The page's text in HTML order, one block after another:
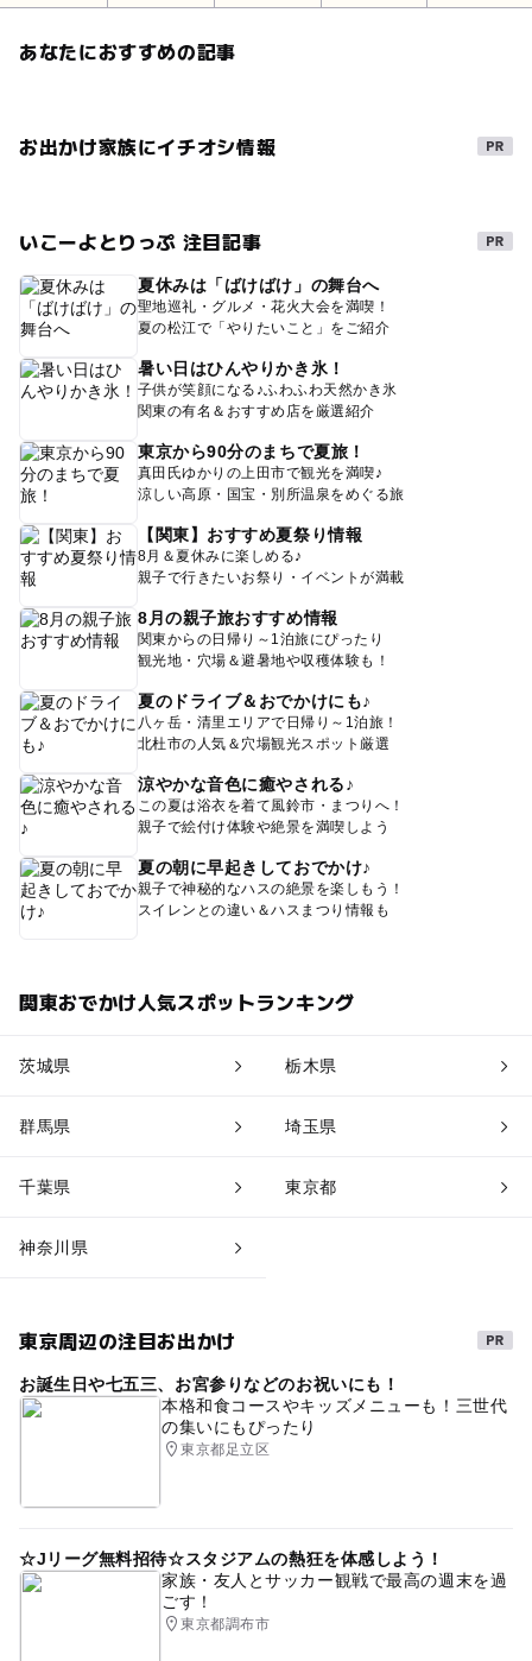
あなたにおすすめの記事
お出かけ家族にイチオシ情報
いこーよとりっぷ 注目記事
夏休みは「ばけばけ」の舞台へ
聖地巡礼・グルメ・花火大会を満喫！
夏の松江で「やりたいこと」をご紹介
暑い日はひんやりかき氷！
子供が笑顔になる♪ふわふわ天然かき氷
関東の有名＆おすすめ店を厳選紹介
東京から90分のまちで夏旅！
真田氏ゆかりの上田市で観光を満喫♪
涼しい高原・国宝・別所温泉をめぐる旅
【関東】おすすめ夏祭り情報
8月＆夏休みに楽しめる♪
親子で行きたいお祭り・イベントが満載
8月の親子旅おすすめ情報
関東からの日帰り～1泊旅にぴったり
観光地・穴場＆避暑地や収穫体験も！
夏のドライブ＆おでかけにも♪
八ヶ岳・清里エリアで日帰り～1泊旅！
北杜市の人気＆穴場観光スポット厳選
涼やかな音色に癒やされる♪
この夏は浴衣を着て風鈴市・まつりへ！
親子で絵付け体験や絶景を満喫しよう
夏の朝に早起きしておでかけ♪
親子で神秘的なハスの絶景を楽しもう！
スイレンとの違い＆ハスまつり情報も
関東おでかけ人気スポットランキング
茨城県 栃木県
群馬県 埼玉県
千葉県 東京都
神奈川県
東京周辺の注目お出かけ
お誕生日や七五三、お宮参りなどのお祝いにも！
本格和食コースやキッズメニューも！三世代
の集いにもぴったり
東京都足立区
☆Jリーグ無料招待☆スタジアムの熱狂を体感しよう！
家族・友人とサッカー観戦で最高の週末を過
ごす！
東京都調布市